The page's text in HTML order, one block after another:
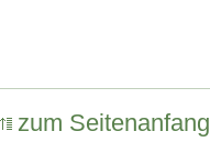
zum Seitenanfang